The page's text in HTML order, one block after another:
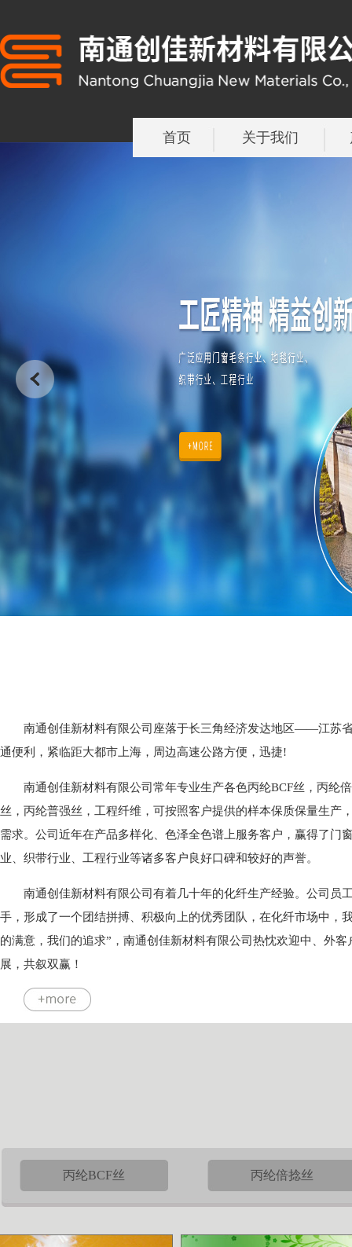
首页 关于我们
南通创佳新材料有限公司座落于长三角经济发达地区——江苏
通便利，紧临距大都市上海，周边高速公路方便，迅捷!
南通创佳新材料有限公司常年专业生产各色丙纶BCF丝，丙纶
丝，丙纶普强丝，工程纤维，可按照客户提供的样本保质保量生产
需求。公司近年在产品多样化、色泽全色谱上服务客户，赢得了门
业、织带行业、工程行业等诸多客户良好口碑和较好的声誉。
南通创佳新材料有限公司有着几十年的化纤生产经验。公司员
手，形成了一个团结拼搏、积极向上的优秀团队，在化纤市场中，
的满意，我们的追求”，南通创佳新材料有限公司热忱欢迎中、外
展，共叙双赢！
丙纶BCF丝 丙纶倍捻丝